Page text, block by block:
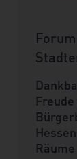
Räume